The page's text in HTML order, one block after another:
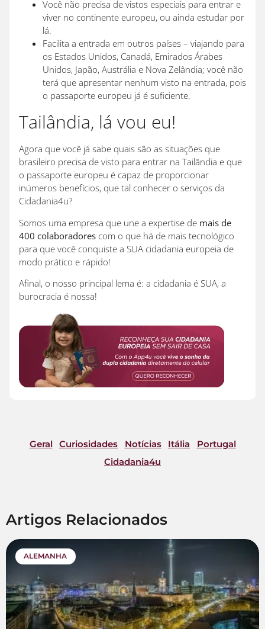
Você não precisa de vistos especiais para entrar e
viver no continente europeu, ou ainda estudar por
lá.
Facilita a entrada em outros países – viajando para
os Estados Unidos, Canadá, Emirados Árabes
Unidos, Japão, Austrália e Nova Zelândia; você não
terá que apresentar nenhum visto na entrada, pois
o passaporte europeu já é suficiente.
Tailândia, lá vou eu!
Agora que você já sabe quais são as situações que
brasileiro precisa de visto para entrar na Tailândia e que
o passaporte europeu é capaz de proporcionar
inúmeros benefícios, que tal conhecer o serviços da
Cidadania4u?
Somos uma empresa que une a expertise de mais de
400 colaboradores com o que há de mais tecnológico
para que você conquiste a SUA cidadania europeia de
modo prático e rápido!
Afinal, o nosso principal lema é: a cidadania é SUA, a
burocracia é nossa!
Geral Curiosidades Notícias Itália
Portugal
Cidadania4u
Artigos Relacionados
ALEMANHA